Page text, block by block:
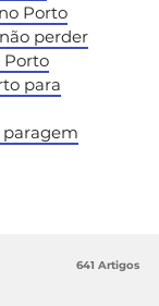
Porto
perder
Porto
para
paragem
641 Artigos